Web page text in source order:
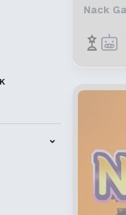
Nack